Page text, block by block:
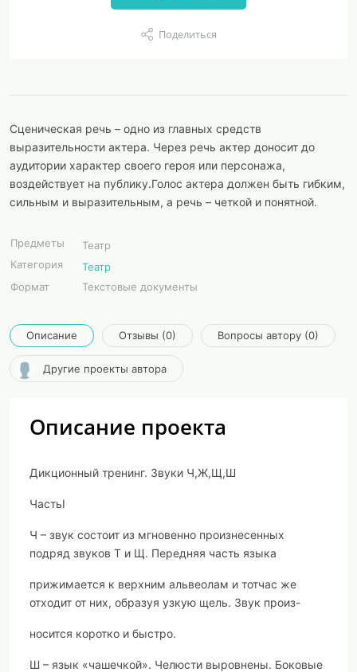
Поделиться
Сценическая речь – одно из главных средств
выразительности актера. Через речь актер доносит до
аудитории характер своего героя или персонажа,
воздействует на публику.Голос актера должен быть гибким,
сильным и выразительным, а речь – четкой и понятной.
Предметы
Театр
Категория
Театр
Формат
Текстовые документы
Описание Отзывы (0) Вопросы автору (0)
Другие проекты автора
Описание проекта
Дикционный тренинг. Звуки Ч,Ж,Щ,Ш
ЧастьI
Ч – звук состоит из мгновенно произнесенных
подряд звуков Т и Щ. Передняя часть языка
прижимается к верхним альвеолам и тотчас же
отходит от них, образуя узкую щель. Звук произ-
носится коротко и быстро.
Ш – язык «чашечкой». Челюсти выровнены. Боковые